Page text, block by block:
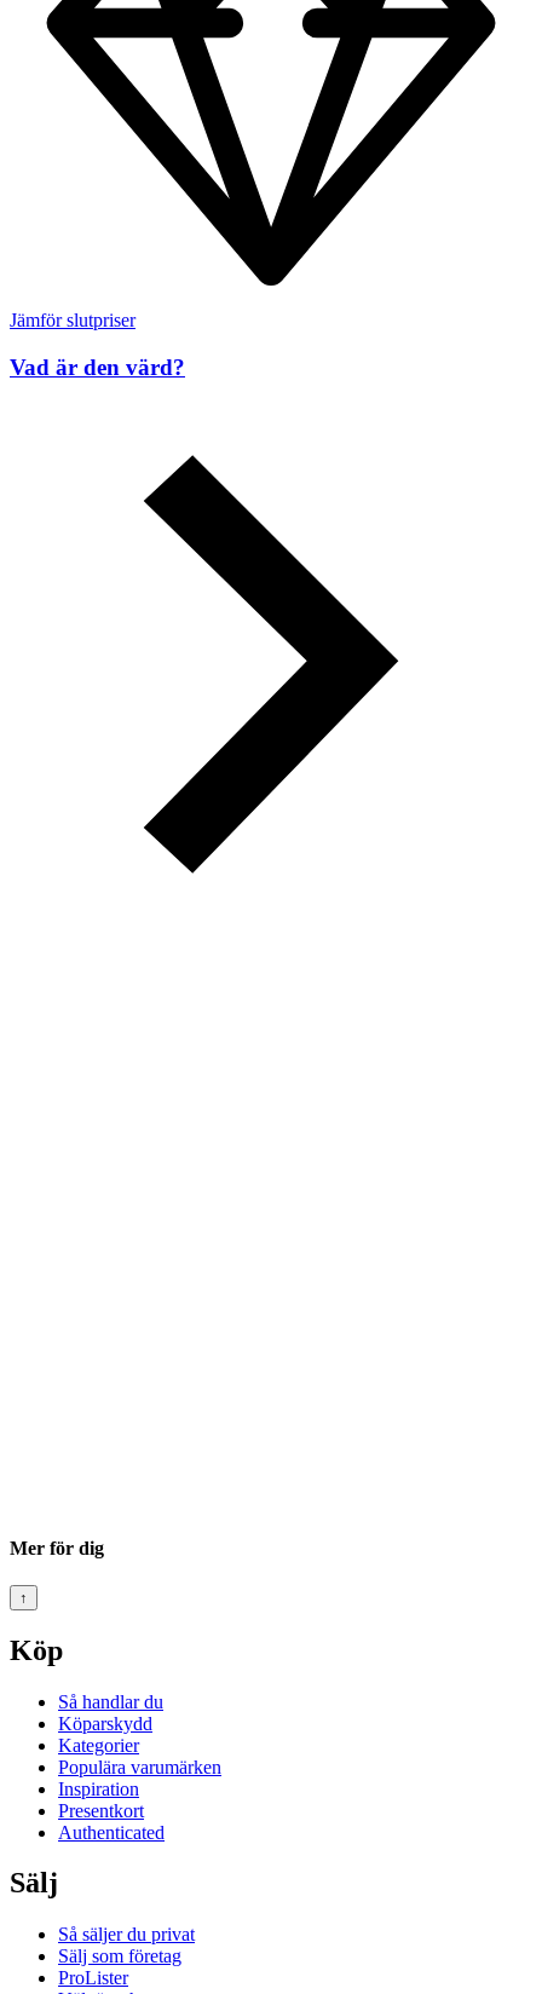
Jämför slutpriser
Vad är den värd?
Mer för dig
↑
Köp
Så handlar du
Köparskydd
Kategorier
Populära varumärken
Inspiration
Presentkort
Authenticated
Sälj
Så säljer du privat
Sälj som företag
ProLister